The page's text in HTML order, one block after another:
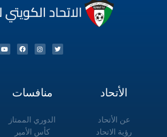
الأتحاد
عن الأتحاد
رؤية الاتحاد
منافسات
الدوري الممتاز
كأس الأمير